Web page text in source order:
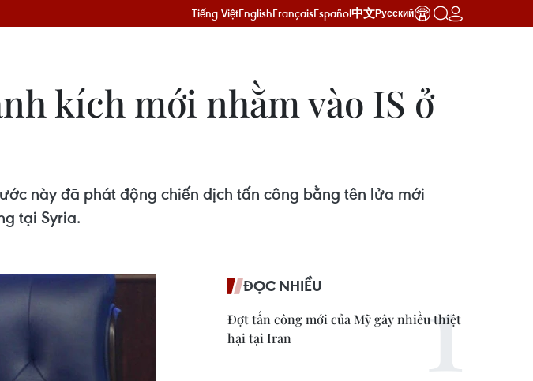
Tiếng ViệtEnglishFrançaisEspañol中文Русский
kích mới nhằm vào IS ở
này đã phát động chiến dịch tấn công bằng tên lửa mới
tại Syria.
ĐỌC NHIỀU
Đợt tấn công mới của Mỹ gây nhiều thiệt
hại tại Iran